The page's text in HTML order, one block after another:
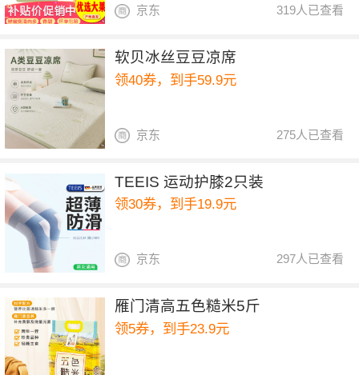
319人已查看
京东
软贝冰丝豆豆凉席
领40券，到手59.9元
275人已查看
京东
TEEIS 运动护膝2只装
领30券，到手19.9元
297人已查看
京东
雁门清高五色糙米5斤
领5券，到手23.9元